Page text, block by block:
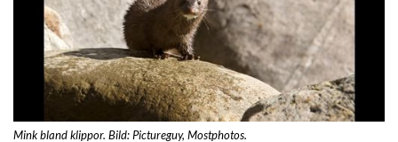
Mink bland klippor. Bild: Pictureguy, Mostphotos.